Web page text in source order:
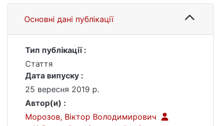
Основні дані публікації
Тип публікації :
Стаття
Дата випуску :
25 вересня 2019 р.
Автор(и) :
Морозов, Віктор Володимирович